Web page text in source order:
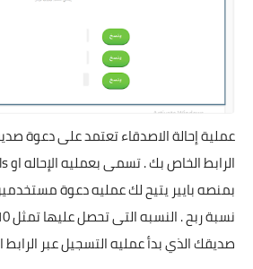
عملية إحالة الاصدقاء تعتمد على دعوة
بمنصه بايير يتيح لك عمليه دعوة
صديقك الذي بدأ عمليه التسجيل عبر